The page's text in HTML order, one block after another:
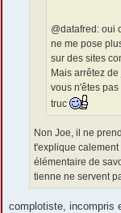
@datafred: oui
ne me pose
sur des sites
Mais arrêtez
vous n'êtes
truc
Non Joe, il ne
t'explique calement
élémentaire de
tienne ne servent
complotiste, incompris